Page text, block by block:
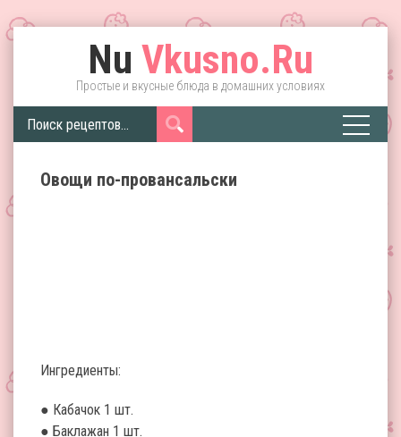
Nu Vkusno.Ru
Простые и вкусные блюда в домашних условиях
Овощи по-провансальски
Ингредиенты:
● Кабачок 1 шт.
● Баклажан 1 шт.